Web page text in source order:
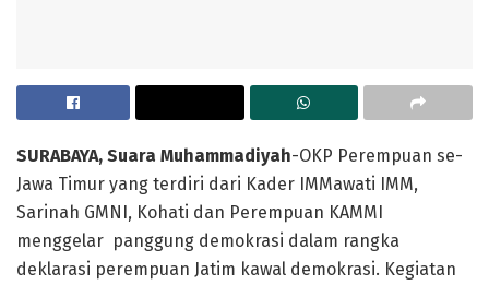
SURABAYA, Suara Muhammadiyah-OKP Perempuan se-
Jawa Timur yang terdiri dari Kader IMMawati IMM,
Sarinah GMNI, Kohati dan Perempuan KAMMI
menggelar panggung demokrasi dalam rangka
deklarasi perempuan Jatim kawal demokrasi. Kegiatan